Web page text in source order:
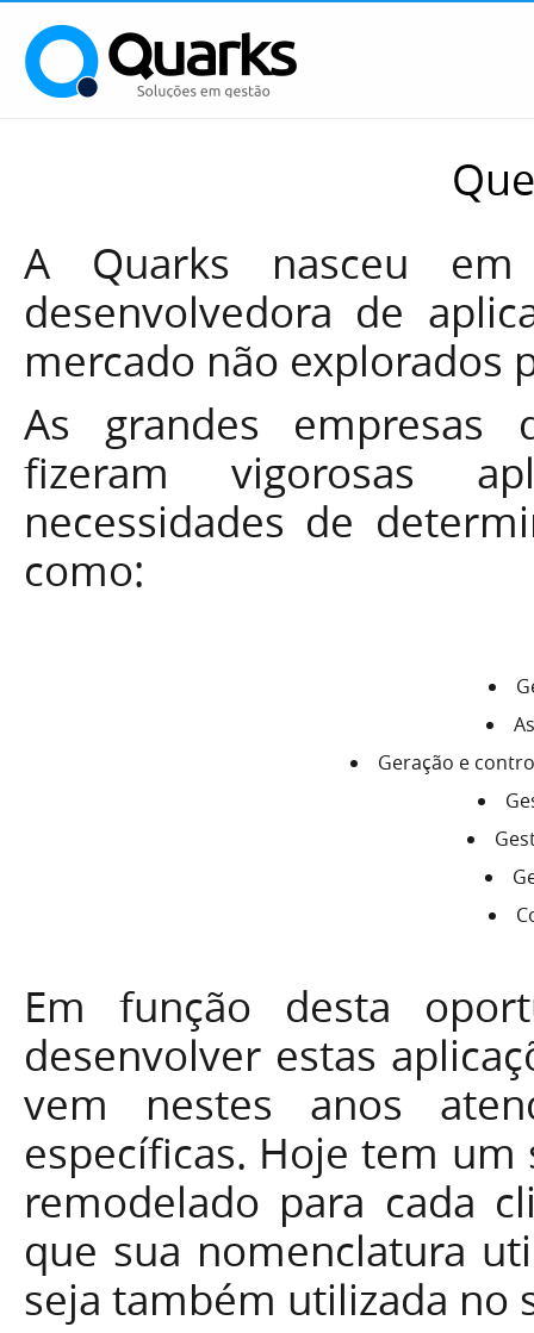
A Quarks nasceu
desenvolvedora de
mercado não explorados
As grandes empresas
fizeram vigorosas
necessidades de
como:
Geração e
Em função desta
desenvolver estas
vem nestes anos
específicas. Hoje tem um
remodelado para cada
que sua nomenclatura
seja também utilizada no